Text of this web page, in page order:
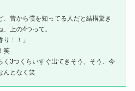
、昔から僕を知ってる人だと結構驚き
上の4つって。
り！！」
笑
3つくらいすぐ出てきそう。そう、今
んとなく笑